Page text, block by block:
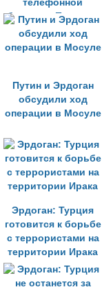
телефонной
беседы с Путиным
Путин и Эрдоган
обсудили ход
операции в Мосуле
Эрдоган: Турция
готовится к борьбе
с террористами на
территории Ирака